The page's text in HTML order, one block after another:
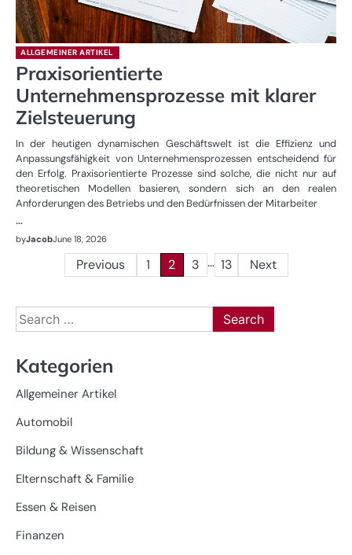
ALLGEMEINER ARTIKEL
Praxisorientierte
Unternehmensprozesse mit klarer
Zielsteuerung
In der heutigen dynamischen Geschäftswelt ist die Effizienz und
Anpassungsfähigkeit von Unternehmensprozessen entscheidend für
den Erfolg. Praxisorientierte Prozesse sind solche, die nicht nur auf
theoretischen Modellen basieren, sondern sich an den realen
Anforderungen des Betriebs und den Bedürfnissen der Mitarbeiter
…
byJacobJune 18, 2026
Previous 1 2 3 … 13 Next
Search
for:
Kategorien
Allgemeiner Artikel
Automobil
Bildung & Wissenschaft
Elternschaft & Familie
Essen & Reisen
Finanzen